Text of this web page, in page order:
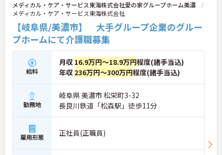
メディカル・ケア・サービス東海株式会社愛の家グループホーム美濃
メディカル・ケア・サービス東海株式会社
【岐阜県/美濃市】 大手グループ企業のグルー
プホームにて介護職募集
給料
月収 16.9万円～18.9万円程度(諸手当込)
年収 236万円～300万円程度(諸手当込)
勤務地
岐阜県 美濃市 松栄町3-32
長良川鉄道「松森駅」徒歩11分
雇用形態 正社員(正職員)